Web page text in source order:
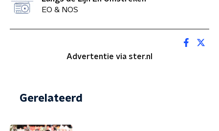
EO & NOS
Advertentie via ster.nl
Gerelateerd